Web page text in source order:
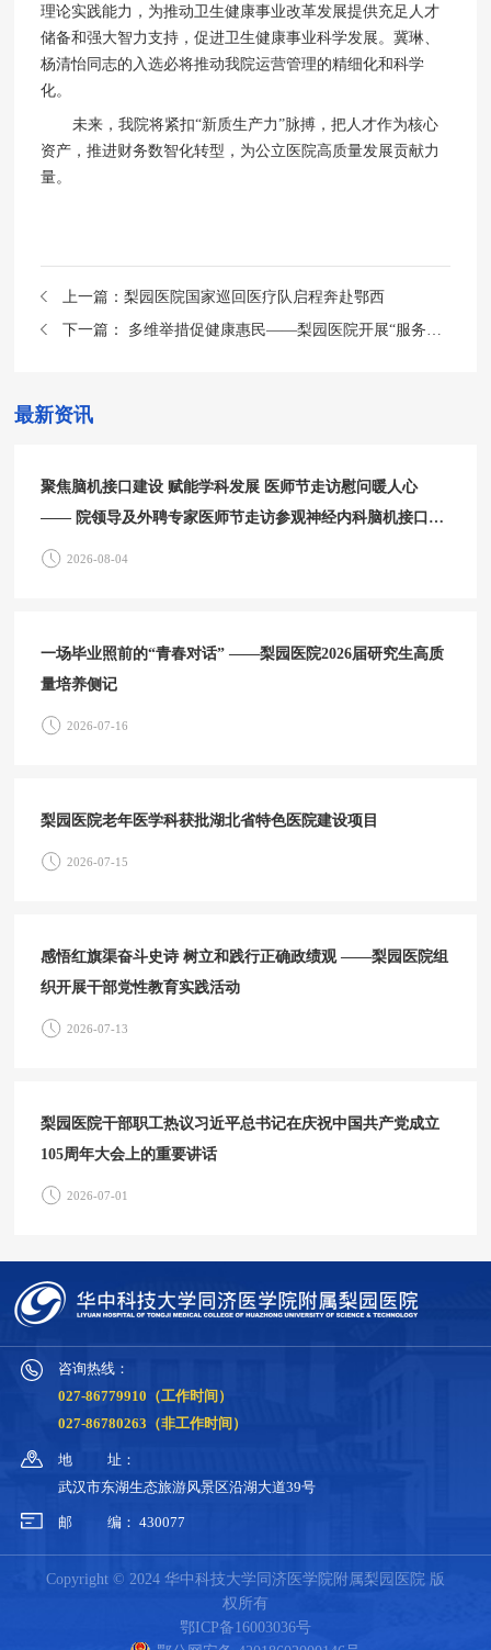
理论实践能力，为推动卫生健康事业改革发展提供充足人才
储备和强大智力支持，促进卫生健康事业科学发展。冀琳、
杨清怡同志的入选必将推动我院运营管理的精细化和科学
化。
未来，我院将紧扣“新质生产力”脉搏，把人才作为核心
资产，推进财务数智化转型，为公立医院高质量发展贡献力
量。
上一篇：梨园医院国家巡回医疗队启程奔赴鄂西
下一篇：
最新资讯
聚焦脑机接口建设 赋能学科发展 医师节走访慰问暖人心
—— 院领导及外聘专家医师节走访参观神经内科脑机接口中
心
2026-08-04
一场毕业照前的“青春对话” ——梨园医院2026届研究生高质
量培养侧记
2026-07-16
梨园医院老年医学科获批湖北省特色医院建设项目
2026-07-15
感悟红旗渠奋斗史诗 树立和践行正确政绩观 ——梨园医院组
织开展干部党性教育实践活动
2026-07-13
梨园医院干部职工热议习近平总书记在庆祝中国共产党成立
105周年大会上的重要讲话
2026-07-01
咨询热线：
027-86779910（工作时间）
027-86780263（非工作时间）
地
址：
武汉市东湖生态旅游风景区沿湖大道39号
邮 编： 430077
Copyright © 2024 华中科技大学同济医学院附属梨园医院 版
权所有
鄂ICP备16003036号